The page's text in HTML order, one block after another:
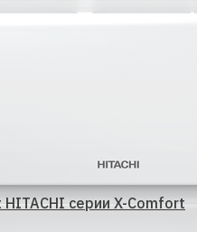
серии X-Comfort